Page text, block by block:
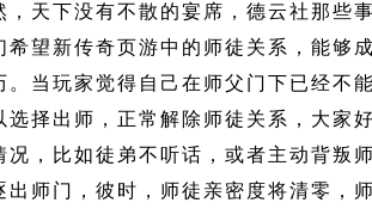
，天下没有不散的宴席，德云社那些
希望新传奇页游中的师徒关系，能够
。当玩家觉得自己在师父门下已经不
选择出师，正常解除师徒关系，大家
况，比如徒弟不听话，或者主动背叛
出师门，彼时，师徒亲密度将清零，